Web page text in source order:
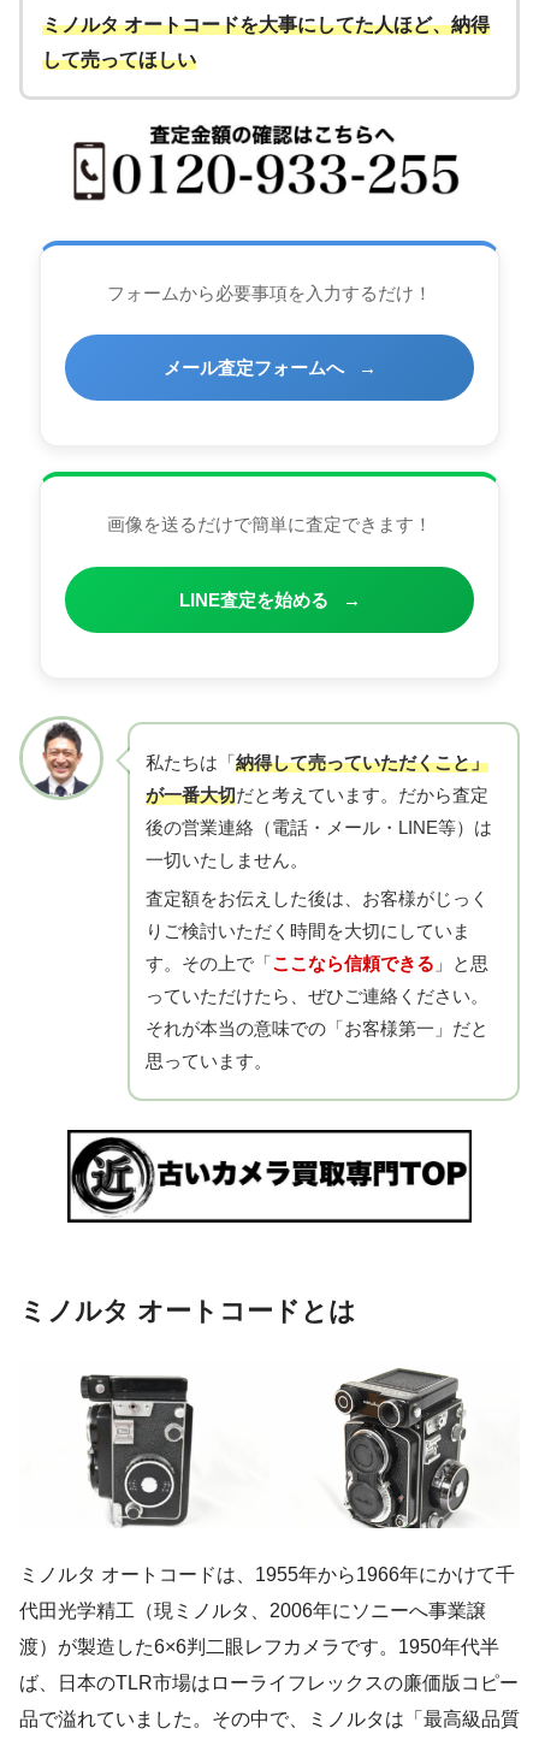
ミノルタ オートコードを大事にしてた人ほど、納得
して売ってほしい
フォームから必要事項を入力するだけ！
メール査定フォームへ →
画像を送るだけで簡単に査定できます！
LINE査定を始める →
私たちは「納得して売っていただくこと」
が一番大切だと考えています。だから査定
後の営業連絡（電話・メール・LINE等）は
一切いたしません。
査定額をお伝えした後は、お客様がじっく
りご検討いただく時間を大切にしていま
す。その上で「ここなら信頼できる 」と思
っていただけたら、ぜひご連絡ください。
それが本当の意味での「お客様第一」だと
思っています。
ミノルタ オートコードとは
ミノルタ オートコードは、1955年から1966年にかけて千
代田光学精工（現ミノルタ、2006年にソニーへ事業譲
渡）が製造した6×6判二眼レフカメラです。1950年代半
ば、日本のTLR市場はローライフレックスの廉価版コピー
品で溢れていました。その中で、ミノルタは「最高級品質